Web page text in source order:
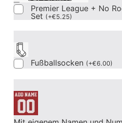
Premier League + No
Set (+€5.25)
Fußballsocken (+€6.00)